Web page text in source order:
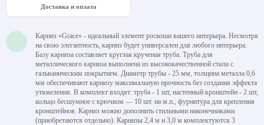
Доставка и оплата
Карниз «Grace» - идеальный элемент роскоши вашего интерьера. Несмотря
на свою элегантность, карниз будет универсален для любого интерьера.
Базу карниза составляет круглая крученая труба. Труба для
металлического карниза выполнена из высококачественной стали с
гальваническим покрытием. Диаметр трубы - 25 мм, толщина металла 0,6
мм обеспечивают карнизу максимальную прочность без создания эффекта
утяжеления. В комплект входят: труба - 1 шт, настенный кронштейн - 2 шт,
кольцо бесшумное с крючком — 10 шт. на м.п., фурнитура для крепления
кронштейнов. Карниз можно дополнить стильными наконечниками
(приобретаются отдельно). Карнизы 2,4 м и 3,0 м комплектуются 3